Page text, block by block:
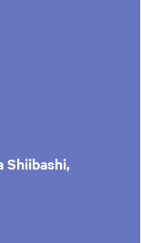
Shiibashi,